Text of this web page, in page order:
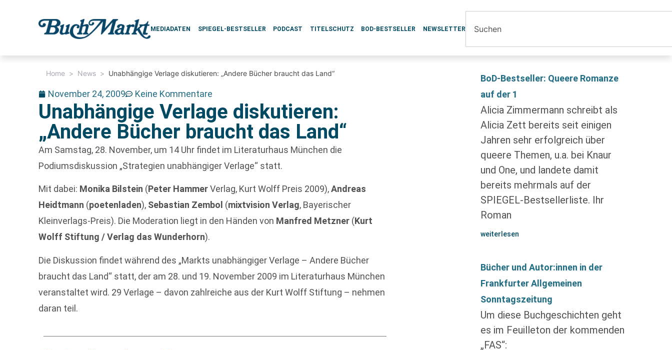
MEDIADATEN SPIEGEL-BESTSELLER PODCAST TITELSCHUTZ BOD-BESTSELLER NEWSLETTER
Home > News > Unabhängige Verlage diskutieren: „Andere Bücher braucht das Land“
November 24, 2009 Keine Kommentare
Unabhängige Verlage diskutieren:
„Andere Bücher braucht das Land“
Am Samstag, 28. November, um 14 Uhr findet im Literaturhaus München die
Podiumsdiskussion „Strategien unabhängiger Verlage“ statt.
Mit dabei: Monika Bilstein (Peter HammerVerlag, Kurt Wolff Preis 2009),Andreas
Heidtmann (poetenladen), Sebastian Zembol (mixtvision Verlag, Bayerischer
Kleinverlags-Preis). Die Moderation liegt in den Händen von Manfred Metzner (Kurt
Wolff Stiftung / Verlag das Wunderhorn).
Die Diskussion findet während des „Markts unabhängiger Verlage – Andere Bücher
braucht das Land“ statt, der am 28. und 19. November 2009 im Literaturhaus München
veranstaltet wird. 29 Verlage – davon zahlreiche aus der Kurt Wolff Stiftung – nehmen
daran teil.
BoD-Bestseller: Queere Romanze
auf der 1
Alicia Zimmermann schreibt als
Alicia Zett bereits seit einigen
Jahren sehr erfolgreich über
queere Themen, u.a. bei Knaur
und One, und landete damit
bereits mehrmals auf der
SPIEGEL-Bestsellerliste. Ihr
Roman
weiterlesen
Bücher und Autor:innen in der
Frankfurter Allgemeinen
Sonntagszeitung
Um diese Buchgeschichten geht
es im Feuilleton der kommenden
„FAS“: